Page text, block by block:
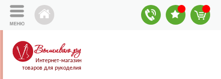
Интернет-магазин
товаров для рукоделия